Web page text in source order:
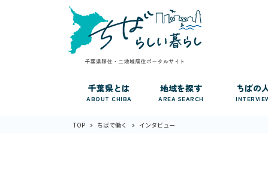
千葉県とは
ABOUT CHIBA
地域を探す
AREA SEARCH
ちばの
TOP ちばで働く インタビュー